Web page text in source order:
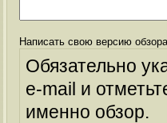
Написать свою версию
Обязательно
e-mail и
именно обзор.